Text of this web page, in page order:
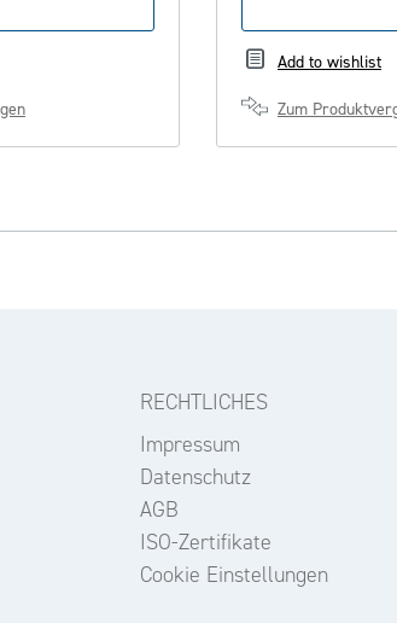
Add to wishlist
Zum
RECHTLICHES
Impressum
Datenschutz
AGB
ISO-Zertifikate
Cookie Einstellungen